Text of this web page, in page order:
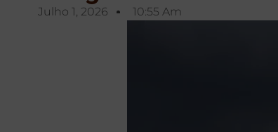
Julho 1, 2026 10:55 Am